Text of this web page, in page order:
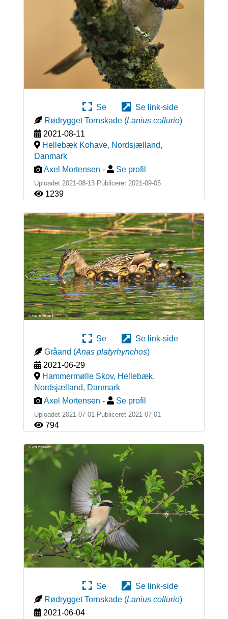
Se
Se link-side
Rødrygget Tornskade (Lanius collurio)
2021-08-11
Hellebæk Kohave, Nordsjælland,
Danmark
Axel Mortensen - Se profil
Uploadet 2021-08-13 Publiceret 2021-09-05
1239
Se
Se link-side
Gråand (Anas platyrhynchos)
2021-06-29
Hammermølle Skov, Hellebæk,
Nordsjælland, Danmark
Axel Mortensen - Se profil
Uploadet 2021-07-01 Publiceret 2021-07-01
794
Se
Se link-side
Rødrygget Tornskade (Lanius collurio)
2021-06-04